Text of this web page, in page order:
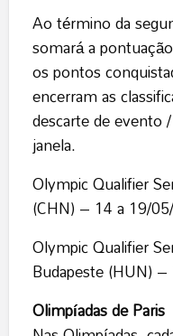
Ao término da
somará a
os pontos
encerram as
descarte de evento
janela.
Olympic Qualifier
(CHN) – 14 a 19/
Olympic Qualifier
Budapeste (HUN)
Olimpíadas de Paris